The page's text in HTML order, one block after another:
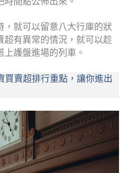
，就可以留意八大行庫的狀
超有異常的情況，就可以趁
護盤進場的列車。
買賣超排行重點，讓你進出